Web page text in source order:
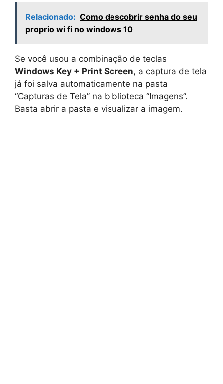
Relacionado: Como descobrir senha do seu
proprio wi fi no windows 10
Se você usou a combinação de teclas
Windows Key + Print Screen, a captura de tela
já foi salva automaticamente na pasta
“Capturas de Tela” na biblioteca “Imagens”.
Basta abrir a pasta e visualizar a imagem.